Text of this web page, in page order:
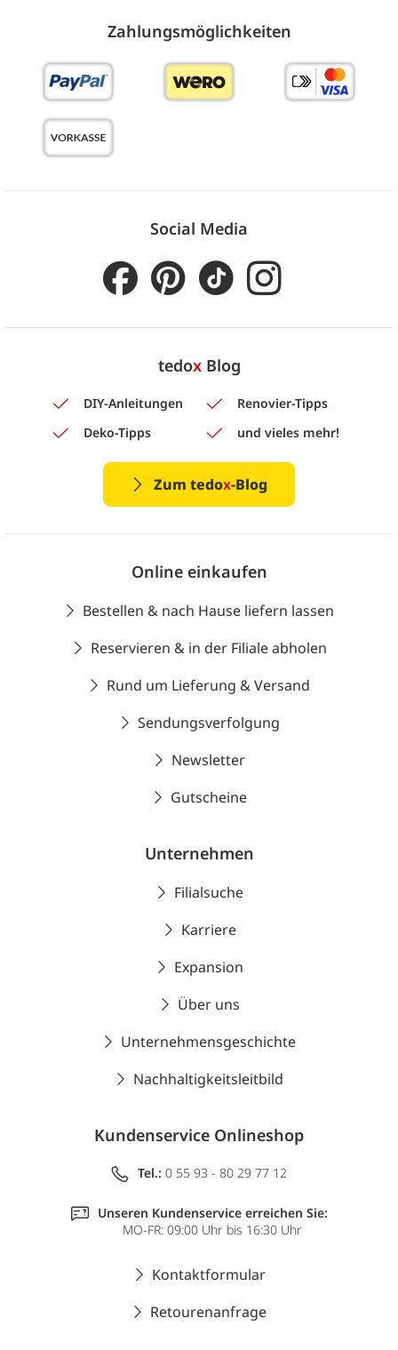
Zahlungs­möglich­keiten
Social Media
tedoxBlog
DIY-Anleitungen
Renovier-Tipps
Deko-Tipps
und vieles mehr!
Zum tedox-Blog
Online einkaufen
Bestellen & nach Hause liefern lassen
Reservieren & in der Filiale abholen
Rund um Lieferung & Versand
Sendungsverfolgung
Newsletter
Gutscheine
Unternehmen
Filialsuche
Karriere
Expansion
Über uns
Unternehmensgeschichte
Nachhaltigkeitsleitbild
Kundenservice Onlineshop
Tel.: 0 55 93 - 80 29 77 12
Unseren Kundenservice erreichen Sie:
MO-FR: 09:00 Uhr bis 16:30 Uhr
Kontaktformular
Retourenanfrage